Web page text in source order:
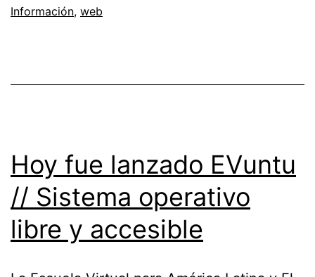
Información, web
Hoy fue lanzado EVuntu
// Sistema operativo
libre y accesible